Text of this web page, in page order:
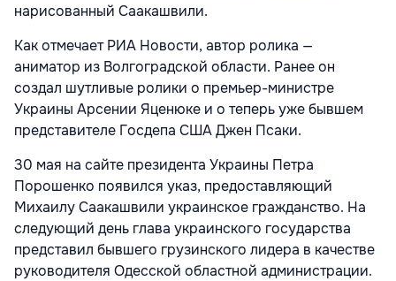
нарисованный Саакашвили.
Как отмечает РИА Новости, автор ролика —
аниматор из Волгоградской области. Ранее он
создал шутливые ролики о премьер-министре
Украины Арсении Яценюке и о теперь уже бывшем
представителе Госдепа США Джен Псаки.
30 мая на сайте президента Украины Петра
Порошенко появился указ, предоставляющий
Михаилу Саакашвили украинское гражданство. На
следующий день глава украинского государства
представил бывшего грузинского лидера в качестве
руководителя Одесской областной администрации.